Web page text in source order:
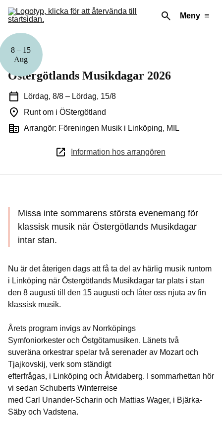
Meny
8 – 15
Aug
Musik
Östergötlands Musikdagar 2026
Lördag, 8/8 – Lördag, 15/8
Runt om i ÖStergötland
Arrangör: Föreningen Musik i Linköping, MIL
Information hos arrangören
Missa inte sommarens största evenemang för
klassisk musik när Östergötlands Musikdagar
intar stan.
Nu är det återigen dags att få ta del av härlig musik runtom
i Linköping när Östergötlands Musikdagar tar plats i stan
den 8 augusti till den 15 augusti och låter oss njuta av fin
klassisk musik.
Årets program invigs av Norrköpings
Symfoniorkester och Östgötamusiken. Länets två
suveräna orkestrar spelar två serenader av Mozart och
Tjajkovskij, verk som ständigt
efterfrågas, i Linköping och Åtvidaberg. I sommarhettan hör
vi sedan Schuberts Winterreise
med Carl Unander-Scharin och Mattias Wager, i Bjärka-
Säby och Vadstena.